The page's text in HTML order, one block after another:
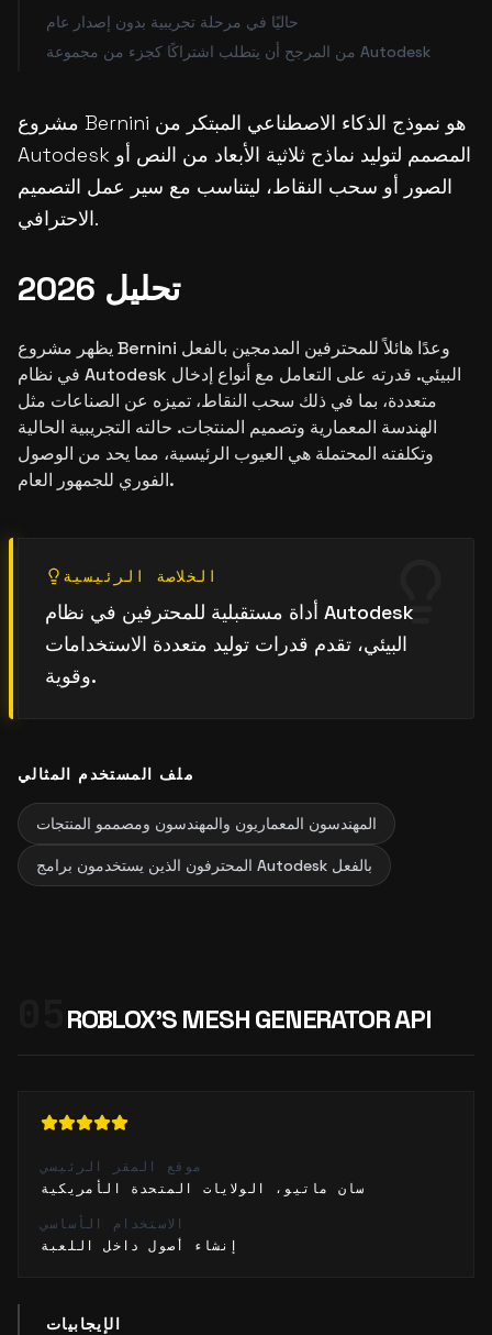
حاليًا في مرحلة تجريبية بدون إصدار عام
من المرجح أن يتطلب اشتراكًا كجزء من مجموعة Autodesk
مشروع Bernini هو نموذج الذكاء الاصطناعي المبتكر من
Autodesk المصمم لتوليد نماذج ثلاثية الأبعاد من النص أو
الصور أو سحب النقاط، ليتناسب مع سير عمل التصميم
الاحترافي.
تحليل 2026
يظهر مشروع Bernini وعدًا هائلاً للمحترفين المدمجين بالفعل
في نظام Autodesk البيئي. قدرته على التعامل مع أنواع إدخال
متعددة، بما في ذلك سحب النقاط، تميزه عن الصناعات مثل
الهندسة المعمارية وتصميم المنتجات. حالته التجريبية الحالية
وتكلفته المحتملة هي العيوب الرئيسية، مما يحد من الوصول
الفوري للجمهور العام.
الخلاصة الرئيسية
أداة مستقبلية للمحترفين في نظام Autodesk
البيئي، تقدم قدرات توليد متعددة الاستخدامات
وقوية.
ملف المستخدم المثالي
المهندسون المعماريون والمهندسون ومصممو المنتجات
المحترفون الذين يستخدمون برامج Autodesk بالفعل
ROBLOX'S MESH GENERATOR API
موقع المقر الرئيسي
سان ماتيو، الولايات المتحدة الأمريكية
الاستخدام الأساسي
إنشاء أصول داخل اللعبة
الإيجابيات